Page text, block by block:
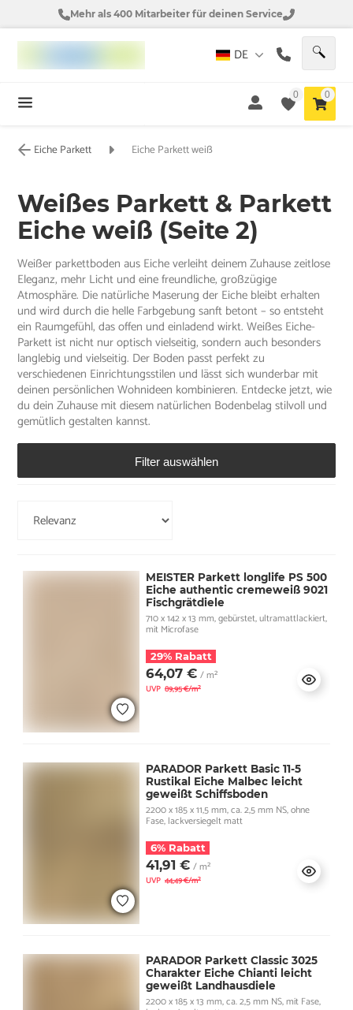
Mehr als 400 Mitarbeiter für deinen Service
DE
0 0
Eiche Parkett Eiche Parkett weiß
Weißes Parkett & Parkett
Eiche weiß (Seite 2)
Weißer parkettboden aus Eiche verleiht deinem Zuhause zeitlose
Eleganz, mehr Licht und eine freundliche, großzügige
Atmosphäre. Die natürliche Maserung der Eiche bleibt erhalten
und wird durch die helle Farbgebung sanft betont – so entsteht
ein Raumgefühl, das offen und einladend wirkt. Weißes Eiche-
Parkett ist nicht nur optisch vielseitig, sondern auch besonders
langlebig und vielseitig. Der Boden passt perfekt zu
verschiedenen Einrichtungsstilen und lässt sich wunderbar mit
deinen persönlichen Wohnideen kombinieren. Entdecke jetzt, wie
du dein Zuhause mit diesem natürlichen Bodenbelag stilvoll und
gemütlich gestalten kannst.
Filter auswählen
MEISTER Parkett longlife PS 500
Eiche authentic cremeweiß 9021
Fischgrätdiele
710 x 142 x 13 mm, gebürstet, ultramattlackiert,
mit Microfase
29% Rabatt
64,07 € / m²
UVP 89,95 €/m²
PARADOR Parkett Basic 11-5
Rustikal Eiche Malbec leicht
geweißt Schiffsboden
2200 x 185 x 11,5 mm, ca. 2,5 mm NS, ohne
Fase, lackversiegelt matt
6% Rabatt
41,91 € / m²
UVP 44,49 €/m²
PARADOR Parkett Classic 3025
Charakter Eiche Chianti leicht
geweißt Landhausdiele
2200 x 185 x 13 mm, ca. 2,5 mm NS, mit Fase,